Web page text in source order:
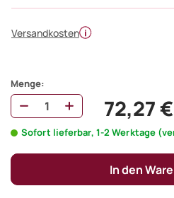
Versandkosten
Menge:
72,27
Sofort lieferbar, 1-2 Werktage
In den